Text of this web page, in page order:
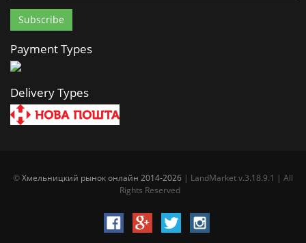
Payment Types
Delivery Types
©Хмельницкий рынок онлайн 2014-2026 | LandMarket v.3.18.9.1 | All
Rights Reserved